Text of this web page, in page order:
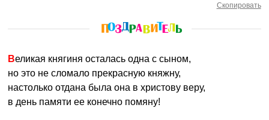
Скопировать
Великая княгиня осталась одна с сыном,
но это не сломало прекрасную княжну,
настолько отдана была она в христову веру,
в день памяти ее конечно помяну!